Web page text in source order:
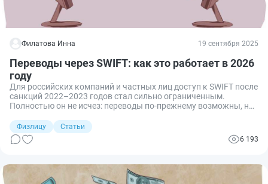
Филатова Инна 19 сентября 2025
Переводы через SWIFT: как это работает в 2026
году
Для российских компаний и частных лиц доступ к SWIFT после
санкций 2022–2023 годов стал сильно ограниченным.
Полностью он не исчез: переводы по-прежнему возможны, но
соответствующие подключения и корреспондентские
отношения. Как всё сейчас устроено — разбираемся.
Физлицу
Статьи
6 193